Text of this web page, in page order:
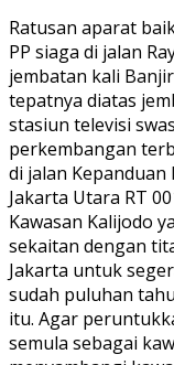
Ratusan aparat
PP siaga di jalan
jembatan kali
tepatnya diatas
stasiun televisi
perkembangan
di jalan
Jakarta Utara RT
Kawasan Kalijodo
sekaitan dengan
Jakarta untuk
sudah puluhan
itu. Agar
semula sebagai